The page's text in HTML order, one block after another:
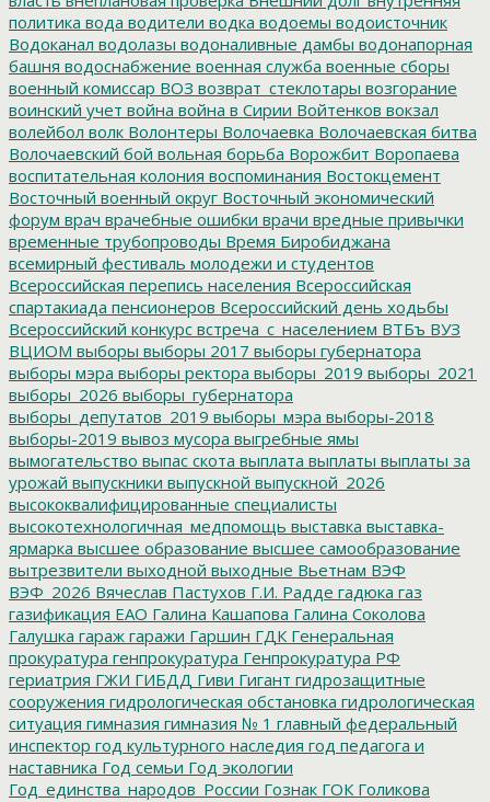
политика вода водители водка водоемы водоисточник
Водоканал водолазы водоналивные дамбы водонапорная
башня водоснабжение военная служба военные сборы
военный комиссар ВОЗ возврат_стеклотары возгорание
воинский учет война война в Сирии Войтенков вокзал
волейбол волк Волонтеры Волочаевка Волочаевская битва
Волочаевский бой вольная борьба Ворожбит Воропаева
воспитательная колония воспоминания Востокцемент
Восточный военный округ Восточный экономический
форум врач врачебные ошибки врачи вредные привычки
временные трубопроводы Время Биробиджана
всемирный фестиваль молодежи и студентов
Всероссийская перепись населения Всероссийская
спартакиада пенсионеров Всероссийский день ходьбы
Всероссийский конкурс встреча_с_населением ВТБъ ВУЗ
ВЦИОМ выборы выборы 2017 выборы губернатора
выборы мэра выборы ректора выборы_2019 выборы_2021
выборы_2026 выборы_губернатора
выборы_депутатов_2019 выборы_мэра выборы-2018
выборы-2019 вывоз мусора выгребные ямы
вымогательство выпас скота выплата выплаты выплаты за
урожай выпускники выпускной выпускной_2026
высококвалифицированные специалисты
высокотехнологичная_медпомощь выставка выставка-
ярмарка высшее образование высшее самообразование
вытрезвители выходной выходные Вьетнам ВЭФ
ВЭФ_2026 Вячеслав Пастухов Г.И. Радде гадюка газ
газификация ЕАО Галина Кашапова Галина Соколова
Галушка гараж гаражи Гаршин ГДК Генеральная
прокуратура генпрокуратура Генпрокуратура РФ
гериатрия ГЖИ ГИБДД Гиви Гигант гидрозащитные
сооружения гидрологическая обстановка гидрологическая
ситуация гимназия гимназия № 1 главный федеральный
инспектор год культурного наследия год педагога и
наставника Год семьи Год экологии
Год_единства_народов_России Гознак ГОК Голикова